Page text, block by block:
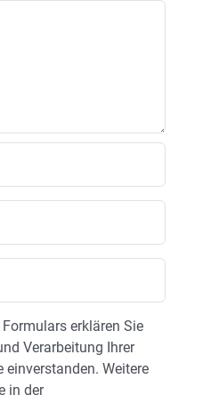
erklären Sie
Verarbeitung Ihrer
einverstanden. Weitere
in der